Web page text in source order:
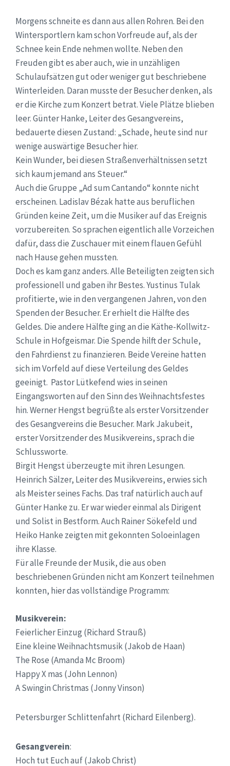
Morgens schneite es dann aus allen Rohren. Bei den
Wintersportlern kam schon Vorfreude auf, als der
Schnee kein Ende nehmen wollte. Neben den
Freuden gibt es aber auch, wie in unzähligen
Schulaufsätzen gut oder weniger gut beschriebene
Winterleiden. Daran musste der Besucher denken, als
er die Kirche zum Konzert betrat. Viele Plätze blieben
leer. Günter Hanke, Leiter des Gesangvereins,
bedauerte diesen Zustand: „Schade, heute sind nur
wenige auswärtige Besucher hier.
Kein Wunder, bei diesen Straßenverhältnissen setzt
sich kaum jemand ans Steuer.“
Auch die Gruppe „Ad sum Cantando“ konnte nicht
erscheinen. Ladislav Bézak hatte aus beruflichen
Gründen keine Zeit, um die Musiker auf das Ereignis
vorzubereiten. So sprachen eigentlich alle Vorzeichen
dafür, dass die Zuschauer mit einem flauen Gefühl
nach Hause gehen mussten.
Doch es kam ganz anders. Alle Beteiligten zeigten sich
professionell und gaben ihr Bestes. Yustinus Tulak
profitierte, wie in den vergangenen Jahren, von den
Spenden der Besucher. Er erhielt die Hälfte des
Geldes. Die andere Hälfte ging an die Käthe-Kollwitz-
Schule in Hofgeismar. Die Spende hilft der Schule,
den Fahrdienst zu finanzieren. Beide Vereine hatten
sich im Vorfeld auf diese Verteilung des Geldes
geeinigt. Pastor Lütkefend wies in seinen
Eingangsworten auf den Sinn des Weihnachtsfestes
hin. Werner Hengst begrüßte als erster Vorsitzender
des Gesangvereins die Besucher. Mark Jakubeit,
erster Vorsitzender des Musikvereins, sprach die
Schlussworte.
Birgit Hengst überzeugte mit ihren Lesungen.
Heinrich Sälzer, Leiter des Musikvereins, erwies sich
als Meister seines Fachs. Das traf natürlich auch auf
Günter Hanke zu. Er war wieder einmal als Dirigent
und Solist in Bestform. Auch Rainer Sökefeld und
Heiko Hanke zeigten mit gekonnten Soloeinlagen
ihre Klasse.
Für alle Freunde der Musik, die aus oben
beschriebenen Gründen nicht am Konzert teilnehmen
konnten, hier das vollständige Programm:
Musikverein:
Feierlicher Einzug (Richard Strauß)
Eine kleine Weihnachtsmusik (Jakob de Haan)
The Rose (Amanda Mc Broom)
Happy X mas (John Lennon)
A Swingin Christmas (Jonny Vinson)
Petersburger Schlittenfahrt (Richard Eilenberg).
Gesangverein:
Hoch tut Euch auf (Jakob Christ)